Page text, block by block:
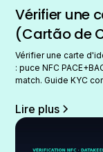
Vérifier une
(Cartão de
Vérifier une carte
: puce NFC
match. Guide KYC
Lire plus